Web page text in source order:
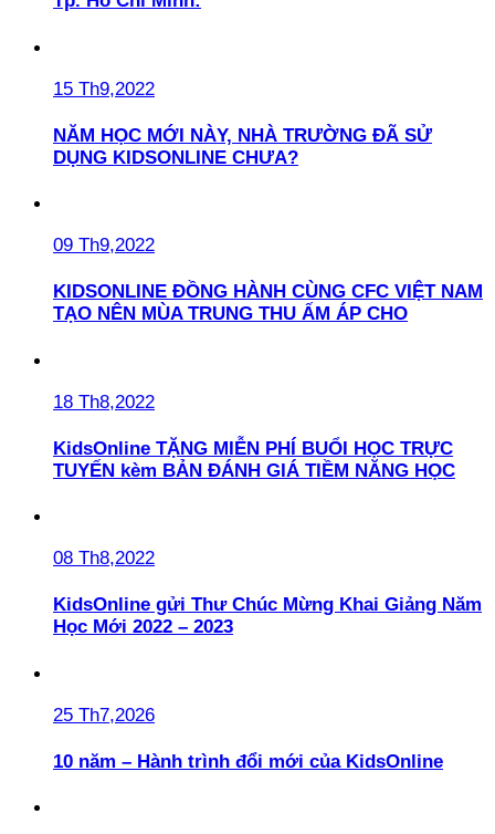
15 Th9,2022
NĂM HỌC MỚI NÀY, NHÀ TRƯỜNG ĐÃ SỬ
DỤNG KIDSONLINE CHƯA?
09 Th9,2022
KIDSONLINE ĐỒNG HÀNH CÙNG CFC VIỆT NAM
TẠO NÊN MÙA TRUNG THU ẤM ÁP CHO
18 Th8,2022
KidsOnline TẶNG MIỄN PHÍ BUỔI HỌC TRỰC
TUYẾN kèm BẢN ĐÁNH GIÁ TIỀM NĂNG HỌC
08 Th8,2022
KidsOnline gửi Thư Chúc Mừng Khai Giảng Năm
Học Mới 2022 – 2023
25 Th7,2026
10 năm – Hành trình đổi mới của KidsOnline